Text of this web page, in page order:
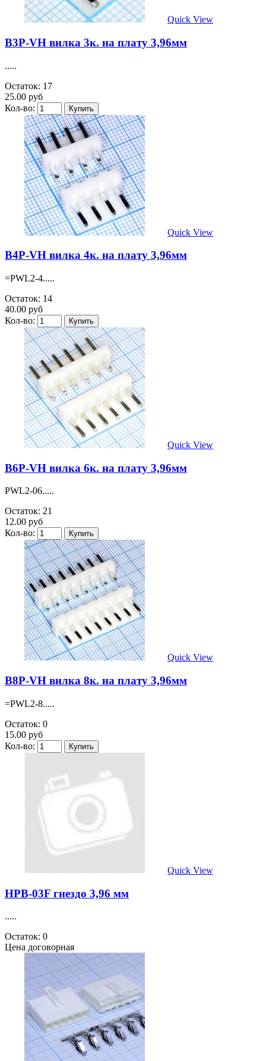
Quick View
B3P-VH вилка 3к. на плату 3,96мм
.....
Остаток: 17
25.00 руб
Кол-во:
Quick View
B4P-VH вилка 4к. на плату 3,96мм
=PWL2-4.....
Остаток: 14
40.00 руб
Кол-во:
Quick View
B6P-VH вилка 6к. на плату 3,96мм
PWL2-06.....
Остаток: 21
12.00 руб
Кол-во:
Quick View
B8P-VH вилка 8к. на плату 3,96мм
=PWL2-8.....
Остаток: 0
15.00 руб
Кол-во:
Quick View
HPB-03F гнездо 3,96 мм
.....
Остаток: 0
Цена договорная